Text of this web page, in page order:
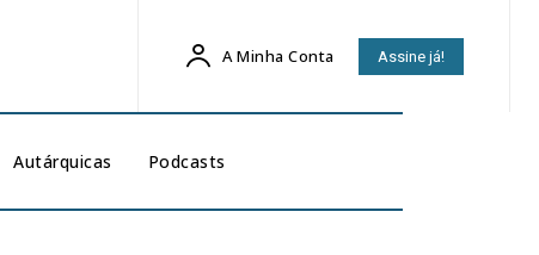
A Minha Conta Assine já!
Autárquicas Podcasts